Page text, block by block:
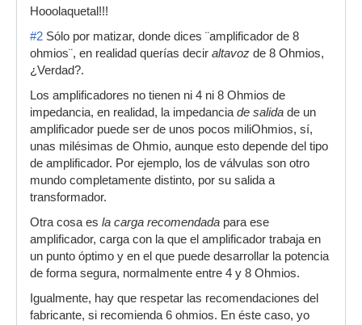
Hooolaquetal!!!
#2 Sólo por matizar, donde dices ¨amplificador de 8
ohmios¨, en realidad querías decir altavoz de 8 Ohmios,
¿Verdad?.
Los amplificadores no tienen ni 4 ni 8 Ohmios de
impedancia, en realidad, la impedancia de salida de un
amplificador puede ser de unos pocos miliOhmios, sí,
unas milésimas de Ohmio, aunque esto depende del tipo
de amplificador. Por ejemplo, los de válvulas son otro
mundo completamente distinto, por su salida a
transformador.
Otra cosa es la carga recomendada para ese
amplificador, carga con la que el amplificador trabaja en
un punto óptimo y en el que puede desarrollar la potencia
de forma segura, normalmente entre 4 y 8 Ohmios.
Igualmente, hay que respetar las recomendaciones del
fabricante, si recomienda 6 ohmios. En éste caso, yo